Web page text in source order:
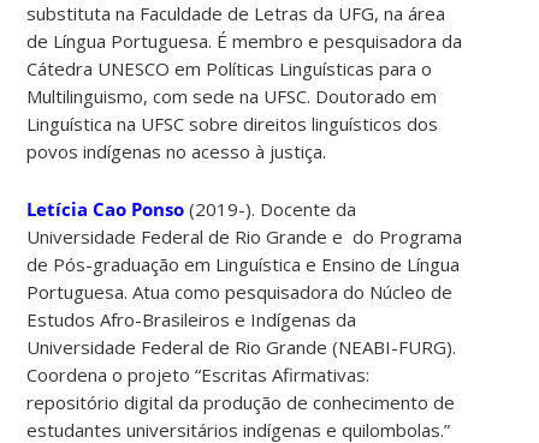
substituta na Faculdade de Letras da UFG, na área
de Língua Portuguesa. É membro e pesquisadora da
Cátedra UNESCO em Políticas Linguísticas para o
Multilinguismo, com sede na UFSC. Doutorado em
Linguística na UFSC sobre direitos linguísticos dos
povos indígenas no acesso à justiça.
Letícia Cao Ponso(2019-). Docente da
Universidade Federal de Rio Grande e do Programa
de Pós-graduação em Linguística e Ensino de Língua
Portuguesa. Atua como pesquisadora do Núcleo de
Estudos Afro-Brasileiros e Indígenas da
Universidade Federal de Rio Grande (NEABI-FURG).
Coordena o projeto “Escritas Afirmativas:
repositório digital da produção de conhecimento de
estudantes universitários indígenas e quilombolas.”